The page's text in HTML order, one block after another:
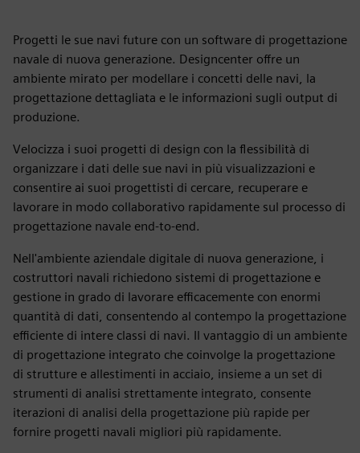
Progetti le sue navi future con un software di progettazione
navale di nuova generazione. Designcenter offre un
ambiente mirato per modellare i concetti delle navi, la
progettazione dettagliata e le informazioni sugli output di
produzione.
Velocizza i suoi progetti di design con la flessibilità di
organizzare i dati delle sue navi in più visualizzazioni e
consentire ai suoi progettisti di cercare, recuperare e
lavorare in modo collaborativo rapidamente sul processo di
progettazione navale end-to-end.
Nell'ambiente aziendale digitale di nuova generazione, i
costruttori navali richiedono sistemi di progettazione e
gestione in grado di lavorare efficacemente con enormi
quantità di dati, consentendo al contempo la progettazione
efficiente di intere classi di navi. Il vantaggio di un ambiente
di progettazione integrato che coinvolge la progettazione
di strutture e allestimenti in acciaio, insieme a un set di
strumenti di analisi strettamente integrato, consente
iterazioni di analisi della progettazione più rapide per
fornire progetti navali migliori più rapidamente.